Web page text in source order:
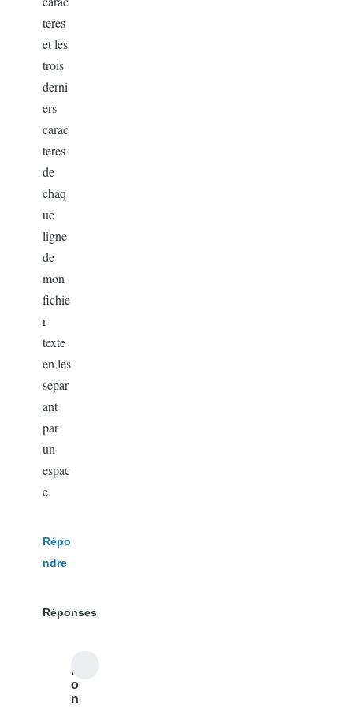
teres
et les
trois
derni
ers
carac
teres
de
chaq
ue
ligne
de
mon
fichie
r
texte
en les
separ
ant
par
un
espac
e.
Répo
ndre
Réponses
r
o
n